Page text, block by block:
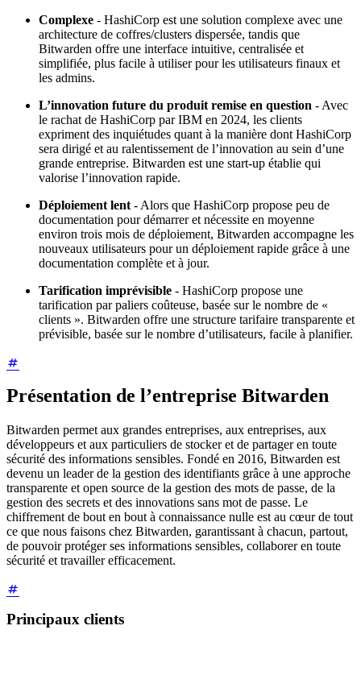
Complexe - HashiCorp est une solution complexe avec une
architecture de coffres/clusters dispersée, tandis que
Bitwarden offre une interface intuitive, centralisée et
simplifiée, plus facile à utiliser pour les utilisateurs finaux et
les admins.
L’innovation future du produit remise en question - Avec
le rachat de HashiCorp par IBM en 2024, les clients
expriment des inquiétudes quant à la manière dont HashiCorp
sera dirigé et au ralentissement de l’innovation au sein d’une
grande entreprise. Bitwarden est une start-up établie qui
valorise l’innovation rapide.
Déploiement lent - Alors que HashiCorp propose peu de
documentation pour démarrer et nécessite en moyenne
environ trois mois de déploiement, Bitwarden accompagne les
nouveaux utilisateurs pour un déploiement rapide grâce à une
documentation complète et à jour.
Tarification imprévisible - HashiCorp propose une
tarification par paliers coûteuse, basée sur le nombre de «
clients ». Bitwarden offre une structure tarifaire transparente et
prévisible, basée sur le nombre d’utilisateurs, facile à planifier.
Présentation de l’entreprise Bitwarden
Bitwarden permet aux grandes entreprises, aux entreprises, aux
développeurs et aux particuliers de stocker et de partager en toute
sécurité des informations sensibles. Fondé en 2016, Bitwarden est
devenu un leader de la gestion des identifiants grâce à une approche
transparente et open source de la gestion des mots de passe, de la
gestion des secrets et des innovations sans mot de passe. Le
chiffrement de bout en bout à connaissance nulle est au cœur de tout
ce que nous faisons chez Bitwarden, garantissant à chacun, partout,
de pouvoir protéger ses informations sensibles, collaborer en toute
sécurité et travailler efficacement.
Principaux clients